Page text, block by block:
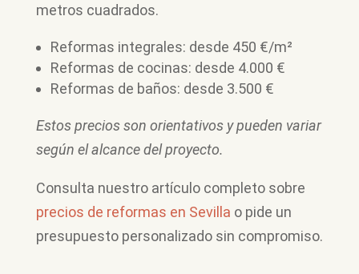
metros cuadrados.
Reformas integrales: desde 450 €/m²
Reformas de cocinas: desde 4.000 €
Reformas de baños: desde 3.500 €
Estos precios son orientativos y pueden variar
según el alcance del proyecto.
Consulta nuestro artículo completo sobre
precios de reformas en Sevilla o pide un
presupuesto personalizado sin compromiso.